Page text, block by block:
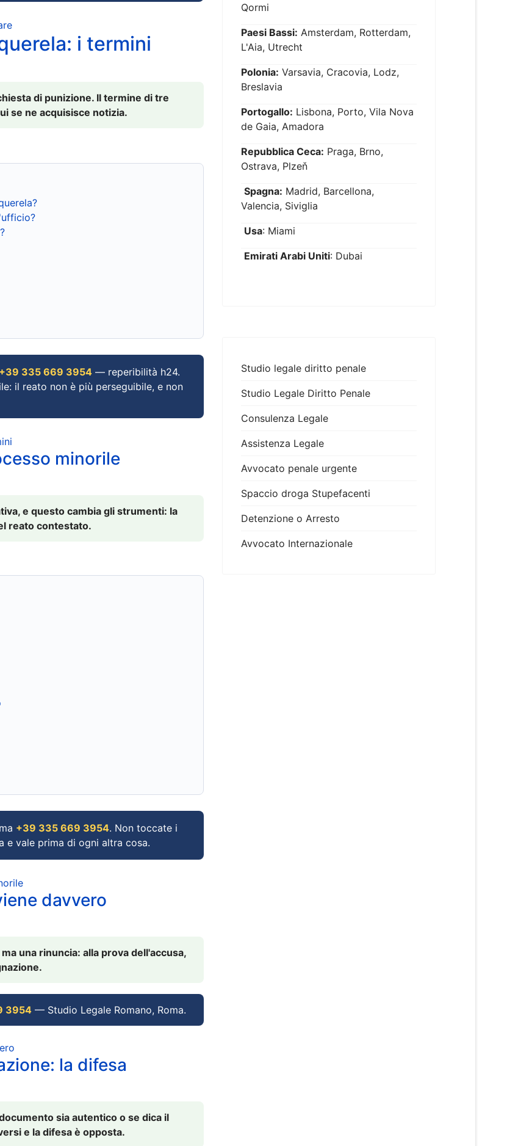
i termini
di punizione. Il termine di tre
se ne acquisisce notizia.
+39 335 669 3954 — reperibilità h24.
il reato non è più perseguibile, e non
minorile
e questo cambia gli strumenti: la
reato contestato.
+39 335 669 3954. Non toccate i
e vale prima di ogni altra cosa.
davvero
una rinuncia: alla prova dell'accusa,
3954 — Studio Legale Romano, Roma.
la difesa
sia autentico o se dica il
e la difesa è opposta.
Qormi
Paesi Bassi: Amsterdam, Rotterdam,
L'Aia, Utrecht
Polonia: Varsavia, Cracovia, Lodz,
Breslavia
Portogallo: Lisbona, Porto, Vila Nova
de Gaia, Amadora
Repubblica Ceca: Praga, Brno,
Ostrava, Plzeň
Spagna: Madrid, Barcellona,
Valencia, Siviglia
Usa: Miami
Emirati Arabi Uniti: Dubai
Studio legale diritto penale
Studio Legale Diritto Penale
Consulenza Legale
Assistenza Legale
Avvocato penale urgente
Spaccio droga Stupefacenti
Detenzione o Arresto
Avvocato Internazionale